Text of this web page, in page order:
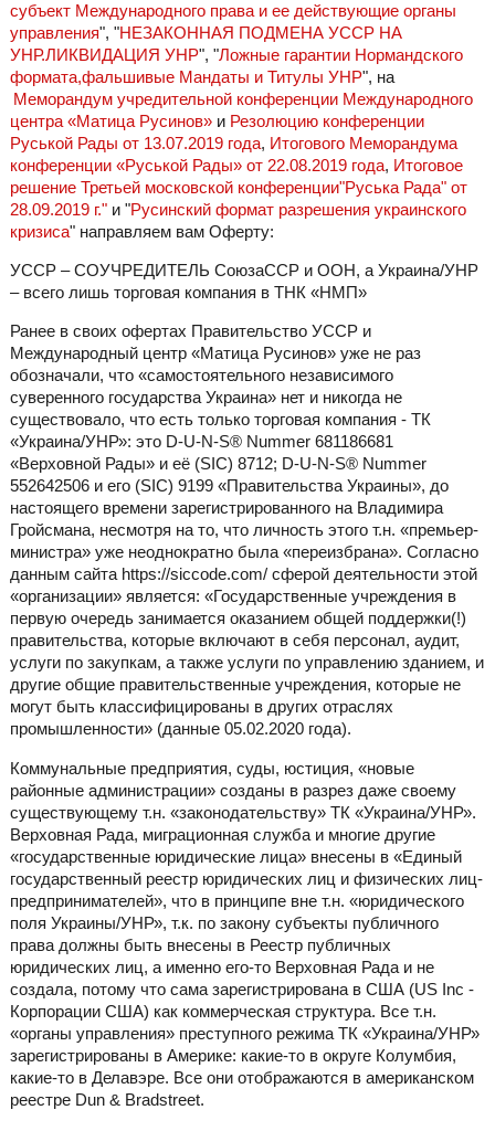
субъект Международного права и ее действующие органы
управления", "НЕЗАКОННАЯ ПОДМЕНА УССР НА
УНР.ЛИКВИДАЦИЯ УНР", "Ложные гарантии Нормандского
формата,фальшивые Мандаты и Титулы УНР", на
Меморандум учредительной конференции Международного
центра «Матица Русинов»и Резолюцию конференции
Руськой Рады от 13.07.2019 года, Итогового Меморандума
конференции «Руськой Рады» от 22.08.2019 года, Итоговое
решение Третьей московской конференции"Руська Рада" от
28.09.2019 г."и "Русинский формат разрешения украинского
кризиса" направляем вам Оферту:
УССР – СОУЧРЕДИТЕЛЬ СоюзаССР и ООН, а Украина/УНР
– всего лишь торговая компания в ТНК «НМП»
Ранее в своих офертах Правительство УССР и
Международный центр «Матица Русинов» уже не раз
обозначали, что «самостоятельного независимого
суверенного государства Украина» нет и никогда не
существовало, что есть только торговая компания - ТК
«Украина/УНР»: это D-U-N-S® Nummer 681186681
«Верховной Рады» и её (SIC) 8712; D-U-N-S® Nummer
552642506 и его (SIC) 9199 «Правительства Украины», до
настоящего времени зарегистрированного на Владимира
Гройсмана, несмотря на то, что личность этого т.н. «премьер-
министра» уже неоднократно была «переизбрана». Согласно
данным сайта https://siccode.com/ сферой деятельности этой
«организации» является: «Государственные учреждения в
первую очередь занимается оказанием общей поддержки(!)
правительства, которые включают в себя персонал, аудит,
услуги по закупкам, а также услуги по управлению зданием, и
другие общие правительственные учреждения, которые не
могут быть классифицированы в других отраслях
промышленности» (данные 05.02.2020 года).
Коммунальные предприятия, суды, юстиция, «новые
районные администрации» созданы в разрез даже своему
существующему т.н. «законодательству» ТК «Украина/УНР».
Верховная Рада, миграционная служба и многие другие
«государственные юридические лица» внесены в «Единый
государственный реестр юридических лиц и физических лиц-
предпринимателей», что в принципе вне т.н. «юридического
поля Украины/УНР», т.к. по закону субъекты публичного
права должны быть внесены в Реестр публичных
юридических лиц, а именно его-то Верховная Рада и не
создала, потому что сама зарегистрирована в США (US Inc -
Корпорации США) как коммерческая структура. Все т.н.
«органы управления» преступного режима ТК «Украина/УНР»
зарегистрированы в Америке: какие-то в округе Колумбия,
какие-то в Делавэре. Все они отображаются в американском
реестре Dun & Bradstreet.